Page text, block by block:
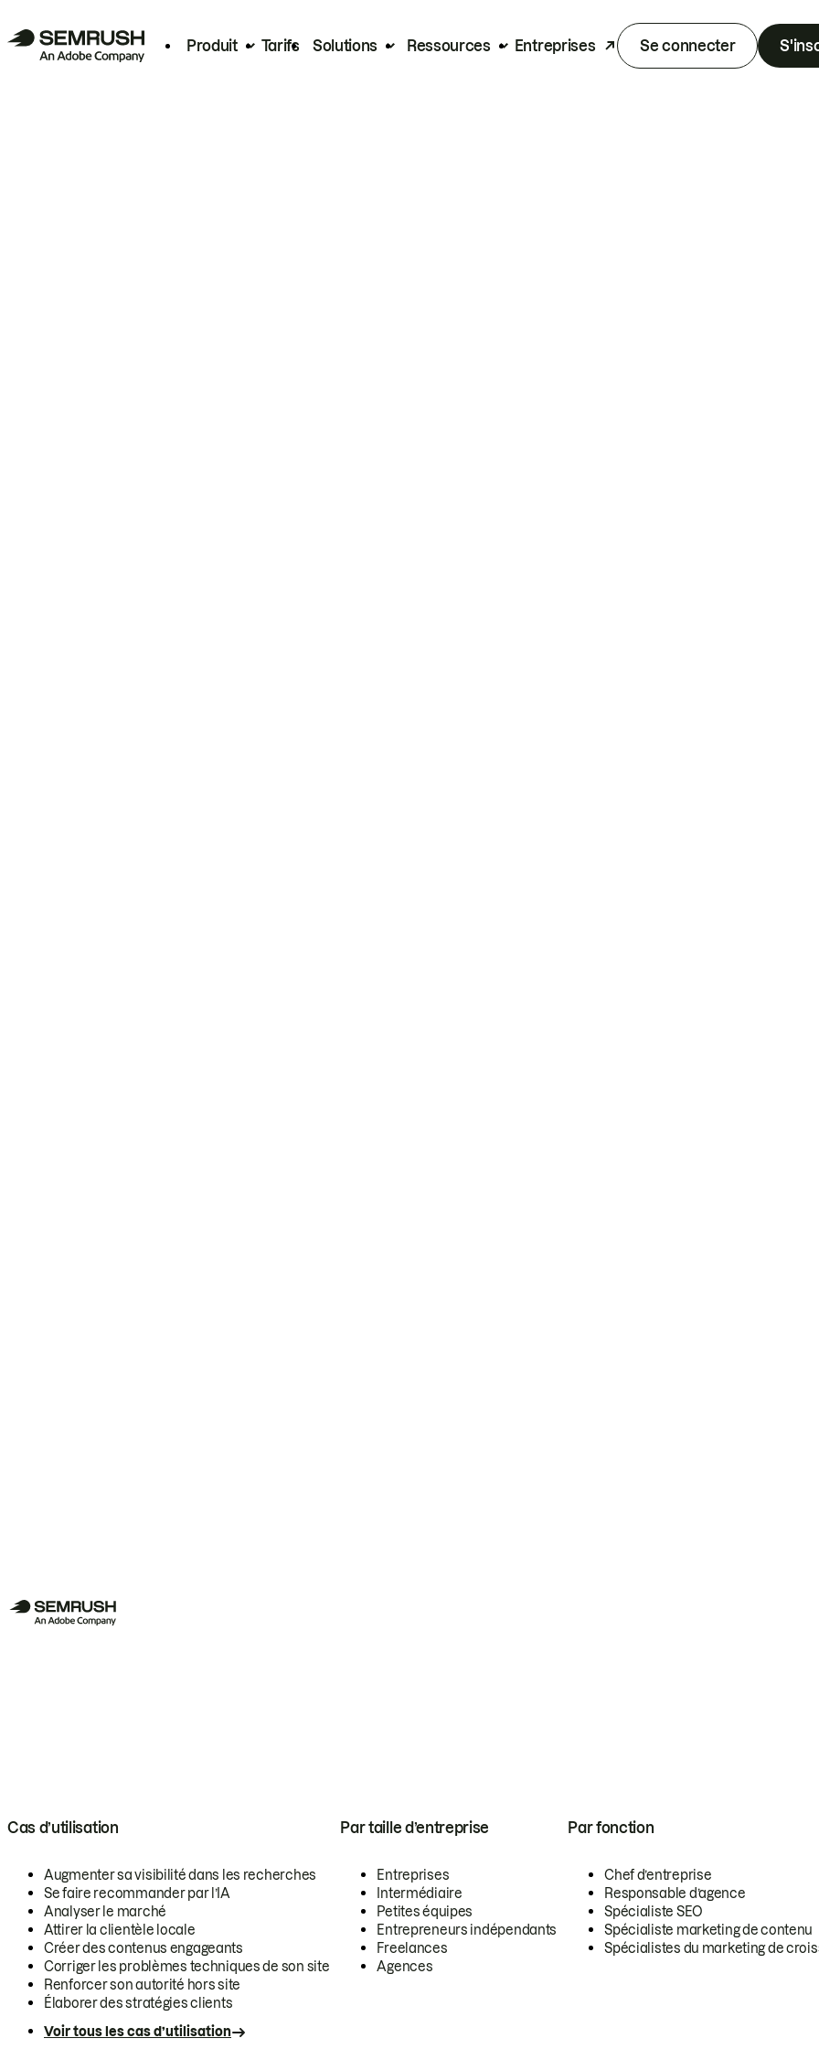
Produit Tarifs Solutions Ressources Entreprises Se connecter
Cas d’utilisation
Augmenter sa visibilité dans les recherches
Se faire recommander par l’IA
Analyser le marché
Attirer la clientèle locale
Créer des contenus engageants
Corriger les problèmes techniques de son site
Renforcer son autorité hors site
Élaborer des stratégies clients
Voir tous les cas d’utilisation
Par taille d’entreprise
Entreprises
Intermédiaire
Petites équipes
Entrepreneurs indépendants
Freelances
Agences
Par fonction
Chef d’entreprise
Responsable d’agence
Spécialiste SEO
Spécialiste marketing de contenu
Spécialistes du marketing de